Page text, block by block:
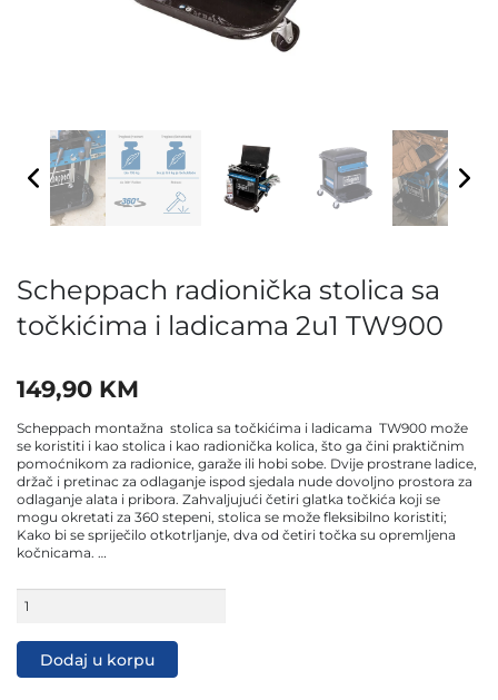
Scheppach radionička stolica sa
točkićima i ladicama 2u1 TW900
149,90 KM
Scheppach montažna stolica sa točkićima i ladicama TW900 može
se koristiti i kao stolica i kao radionička kolica, što ga čini praktičnim
pomoćnikom za radionice, garaže ili hobi sobe. Dvije prostrane ladice,
držač i pretinac za odlaganje ispod sjedala nude dovoljno prostora za
odlaganje alata i pribora. Zahvaljujući četiri glatka točkića koji se
mogu okretati za 360 stepeni, stolica se može fleksibilno koristiti;
Kako bi se spriječilo otkotrljanje, dva od četiri točka su opremljena
kočnicama. …
radionička
sa
točkićima
Dodaj u korpu